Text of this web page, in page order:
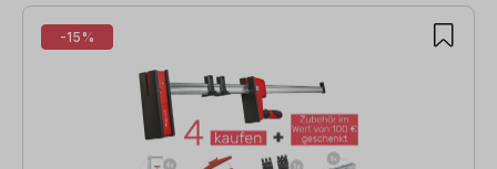
-15%